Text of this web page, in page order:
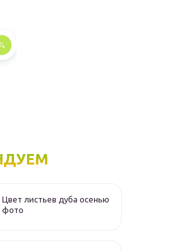
Цвет листьев дуба осенью
фото